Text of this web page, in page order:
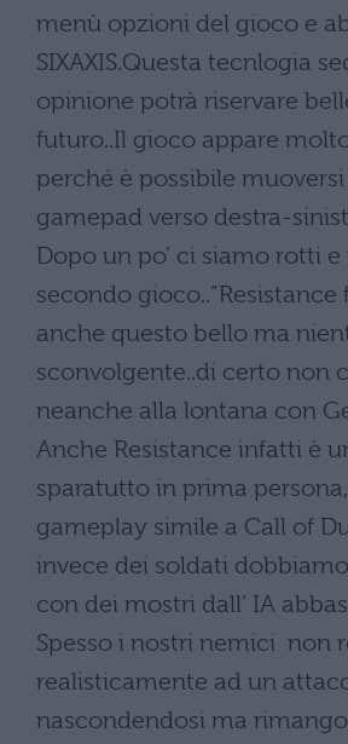
menù opzioni del gioco e
SIXAXIS.Questa tecnlogia
opinione potrà riservare
futuro..Il gioco appare
perché è possibile
gamepad verso destra-
Dopo un po’ ci siamo rotti
secondo gioco..”Resistance
anche questo bello ma
sconvolgente..di certo non
neanche alla lontana con
Anche Resistance infatti è
sparatutto in prima
gameplay simile a Call of
invece dei soldati
con dei mostri dall’ IA
Spesso i nostri nemici non
realisticamente ad un
nascondendosi ma